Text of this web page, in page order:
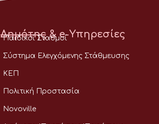
Δημότης & e-Υπηρεσίες
Παιδικοί Σταθμοί
Σύστημα Ελεγχόμενης Στάθμευσης
ΚΕΠ
Πολιτική Προστασία
Novoville